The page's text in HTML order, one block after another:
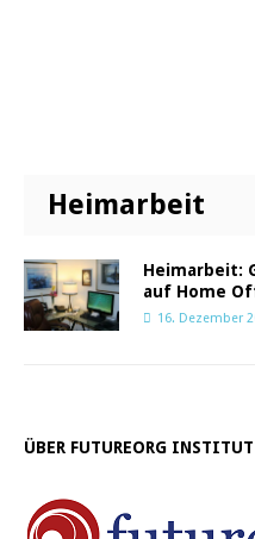
Heimarbeit
Heimarbeit:
auf Home
16. Dezember
ÜBER FUTUREORG INSTITUT